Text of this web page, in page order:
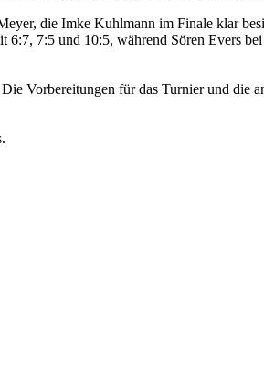
die Imke Kuhlmann im Finale klar
7:5 und 10:5, während Sören Evers
Vorbereitungen für das Turnier und die